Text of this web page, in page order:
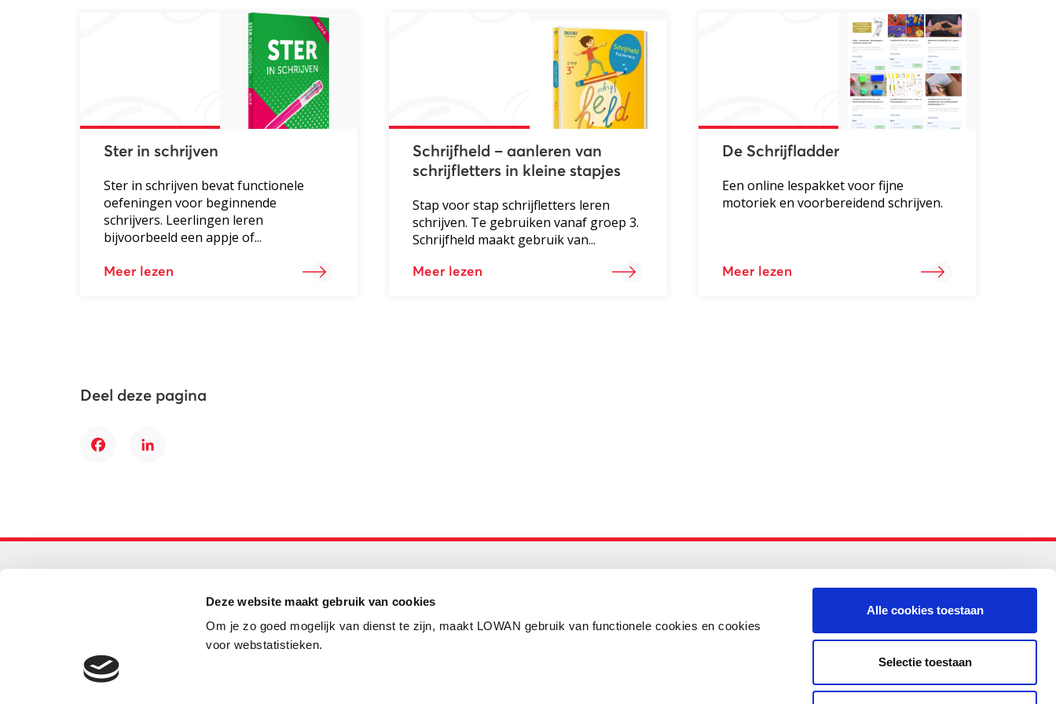
Deze website maakt gebruik van cookies
Om je zo goed mogelijk van dienst te zijn, maakt LOWAN gebruik van functionele cookies en cookies
voor webstatistieken.
Alle cookies toestaan
Selectie toestaan
Ster in schrijven
Ster in schrijven bevat functionele
oefeningen voor beginnende
schrijvers. Leerlingen leren
bijvoorbeeld een appje of...
Meer lezen
Schrijfheld – aanleren van
schrijfletters in kleine stapjes
Stap voor stap schrijfletters leren
schrijven. Te gebruiken vanaf groep 3.
Schrijfheld maakt gebruik van...
Meer lezen
De Schrijfladder
Een online lespakket voor fijne
motoriek en voorbereidend schrijven.
Meer lezen
Deel deze pagina
FacebookLinkedIn
helpdesk@lowanpo.nl